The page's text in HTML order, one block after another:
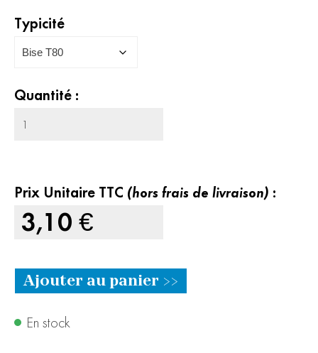
Typicité
Quantité :
Prix Unitaire TTC (hors frais de livraison) :
3,10 €
Ajouter au panier >>
En stock